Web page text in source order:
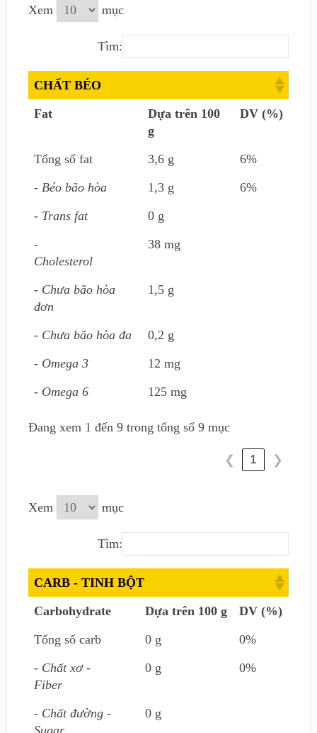
Xem mục
Tìm:
CHẤT BÉO
Fat
Dựa trên 100
g
DV (%)
Tổng số fat 3,6 g
6%
- Béo bão hòa
1,3 g
6%
- Trans fat
0 g
-
Cholesterol
38 mg
- Chưa bão hòa
đơn
1,5 g
- Chưa bão hòa đa
0,2 g
- Omega 3
12 mg
- Omega 6
125 mg
Đang xem 1 đến 9 trong tổng số 9 mục
❮ 1 ❯
Xem mục
Tìm:
CARB - TINH BỘT
Carbohydrate
Dựa trên 100 g
DV (%)
Tổng số carb
0 g
0%
- Chất xơ -
Fiber
0 g 0%
- Chất đường -
Sugar
0 g